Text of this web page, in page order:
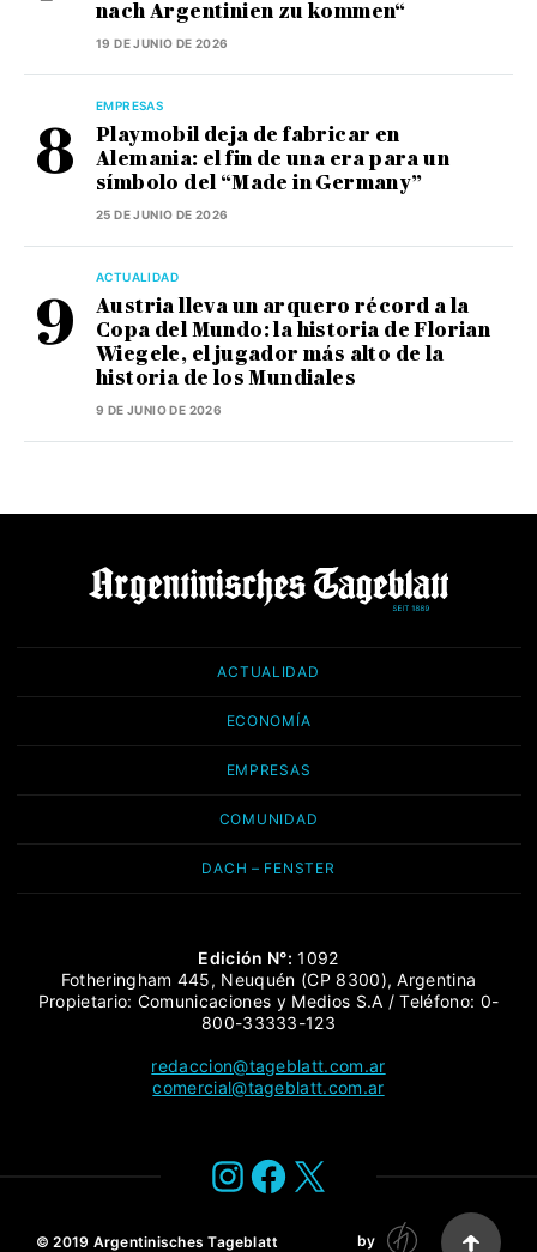
nach Argentinien zu kommen“
19 DE JUNIO DE 2026
EMPRESAS
Playmobil deja de fabricar en
Alemania: el fin de una era para un
símbolo del “Made in Germany”
25 DE JUNIO DE 2026
ACTUALIDAD
Austria lleva un arquero récord a la
Copa del Mundo: la historia de Florian
Wiegele, el jugador más alto de la
historia de los Mundiales
9 DE JUNIO DE 2026
ACTUALIDAD
ECONOMÍA
EMPRESAS
COMUNIDAD
DACH – FENSTER
Edición N°: 1092
Fotheringham 445, Neuquén (CP 8300), Argentina
Propietario: Comunicaciones y Medios S.A / Teléfono: 0-
800-33333-123
redaccion@tageblatt.com.ar
comercial@tageblatt.com.ar
Instagram
Facebook
X
© 2019 Argentinisches Tageblatt by